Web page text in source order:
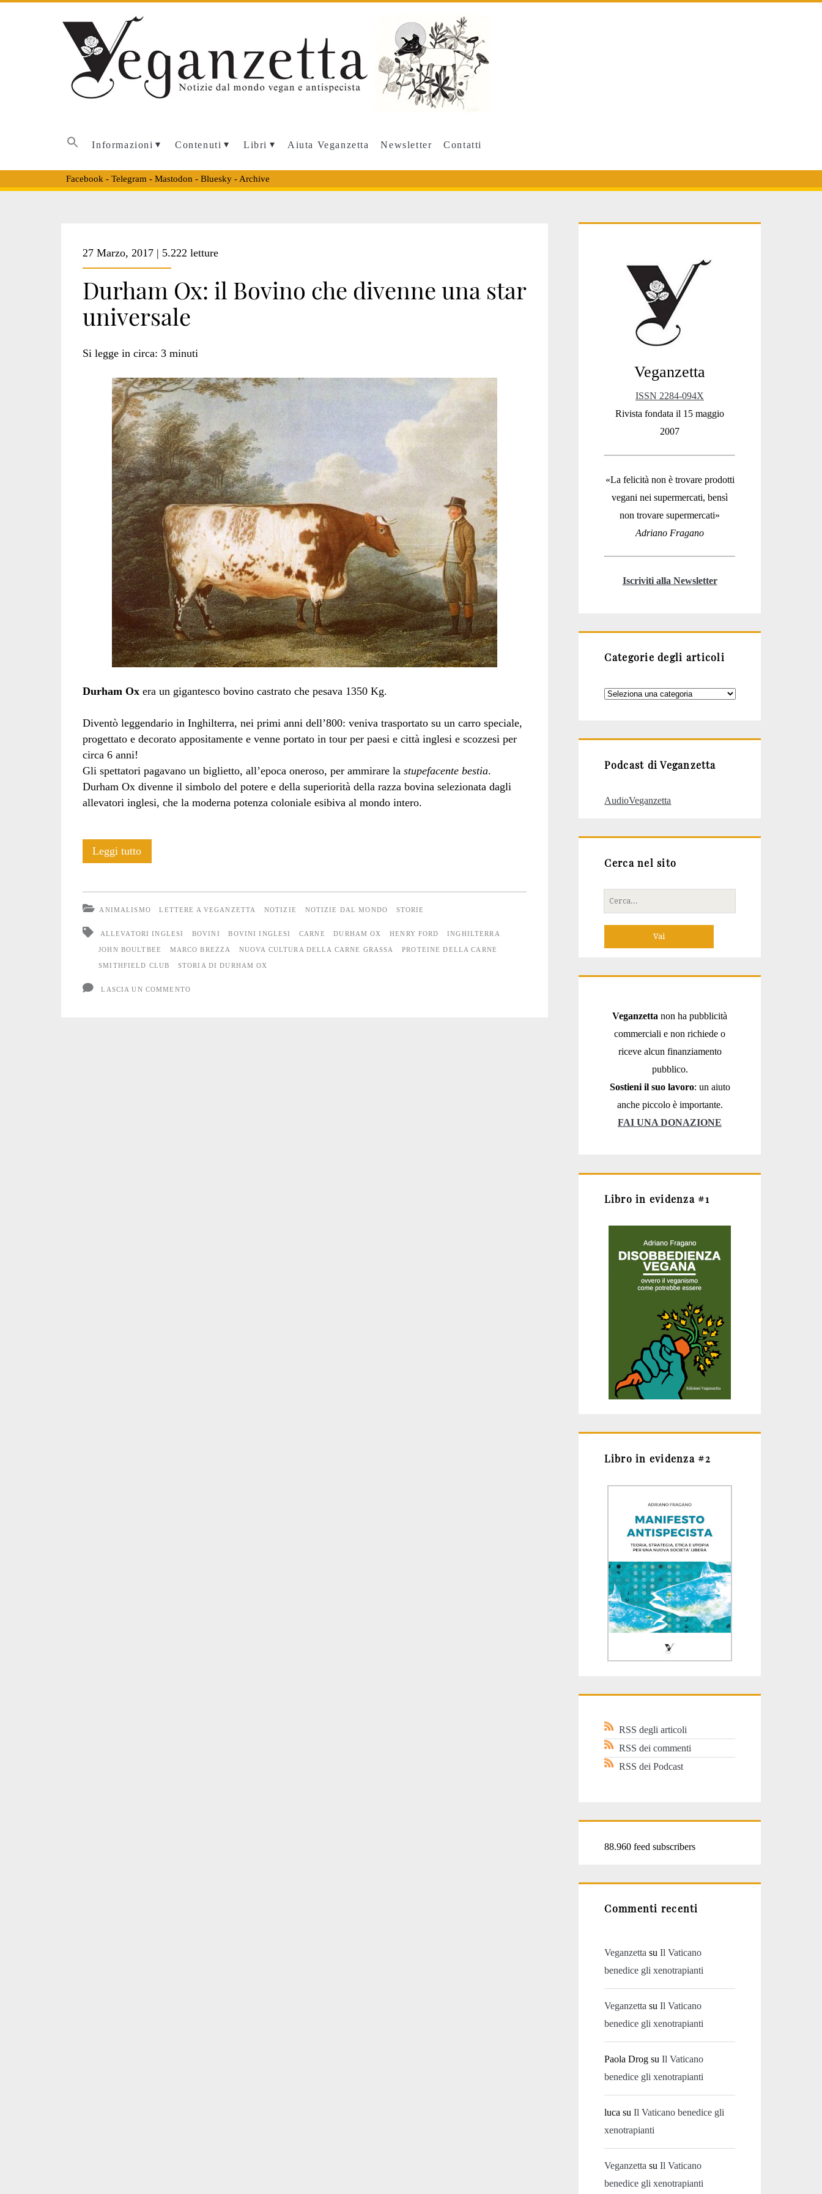
Informazioni Contenuti Libri Aiuta Veganzetta Newsletter Contatti
Facebook - Telegram - Mastodon - Bluesky- Archive
<span>Smithfield
Club</span>
27 Marzo, 2017 | 5.222 letture
Durham Ox: il Bovino che divenne una star
universale
Si legge in circa: 3 minuti
Durham Oxera un gigantesco bovino castrato che pesava 1350 Kg.
Diventò leggendario in Inghilterra, nei primi anni dell’800: veniva trasportato su un carro speciale,
progettato e decorato appositamente e venne portato in tour per paesi e città inglesi e scozzesi per
circa 6 anni!
Gli spettatori pagavano un biglietto, all’epoca oneroso, per ammirare la stupefacente bestia.
Durham Ox divenne il simbolo del potere e della superiorità della razza bovina selezionata dagli
allevatori inglesi, che la moderna potenza coloniale esibiva al mondo intero.
Leggi tuttoDurham
che
divenne
una
ANIMALISMO LETTERE A VEGANZETTA NOTIZIE NOTIZIE DAL MONDO STORIE
ALLEVATORI INGLESI BOVINI BOVINI INGLESI CARNE DURHAM OX HENRY FORD INGHILTERRA
JOHN BOULTBEE MARCO BREZZA NUOVA CULTURA DELLA CARNE GRASSA PROTEINE DELLA CARNE
SMITHFIELD CLUB STORIA DI DURHAM OX
LASCIA UN COMMENTO
Sidebar
Veganzetta
ISSN 2284-094X
Rivista fondata il 15 maggio
2007
«La felicità non è trovare prodotti
vegani nei supermercati, bensì
non trovare supermercati»
Adriano Fragano
Iscriviti alla Newsletter
Categorie degli articoli
Categorie
Podcast di Veganzetta
AudioVeganzetta
Cerca nel sito
Cerca
per:
Veganzetta non ha pubblicità
commerciali e non richiede o
riceve alcun finanziamento
pubblico.
Sostieni il suo lavoro: un aiuto
anche piccolo è importante.
FAI UNA DONAZIONE
Libro in evidenza #1
Libro in evidenza #2
RSS degli articoli
RSS dei commenti
RSS dei Podcast
88.960 feed subscribers
Commenti recenti
Veganzetta suIl Vaticano
benedice gli xenotrapianti
Veganzetta suIl Vaticano
benedice gli xenotrapianti
Paola Drog suIl Vaticano
benedice gli xenotrapianti
luca suIl Vaticano benedice gli
xenotrapianti
Veganzetta suIl Vaticano
benedice gli xenotrapianti